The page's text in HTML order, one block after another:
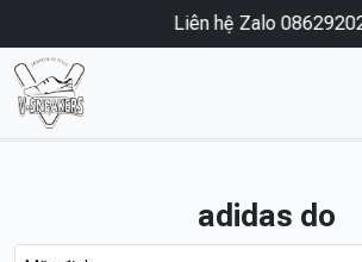
Liên hệ Zalo
adidas do